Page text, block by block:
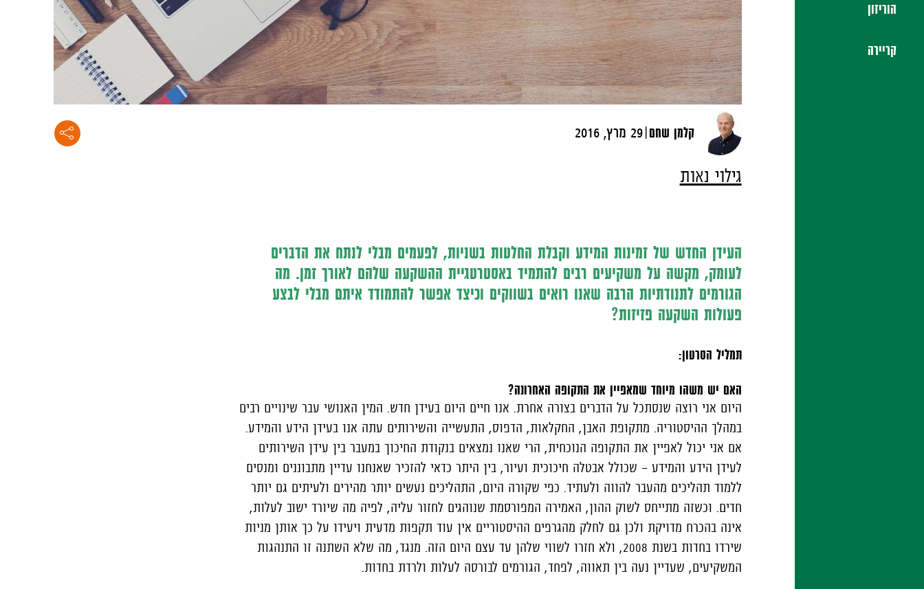
הוריזון
קריירה
קלמן שחם|29 מרץ, 2016
גילוי נאות
העידן החדש של זמינות המידע וקבלת החלטות בשניות, לפעמים מבלי לנתח את הדברים
לעומק, מקשה על משקיעים רבים להתמיד באסטרטגיית ההשקעה שלהם לאורך זמן. מה
הגורמים לתנודתיות הרבה שאנו רואים בשווקים וכיצד אפשר להתמודד איתם מבלי לבצע
פעולות השקעה פזיזות?
תמליל הסרטון:
האם יש משהו מיוחד שמאפיין את התקופה האחרונה?
היום אני רוצה שנסתכל על הדברים בצורה אחרת. אנו חיים היום בעידן חדש. המין האנושי עבר שינויים רבים
במהלך ההיסטוריה. מתקופת האבן, החקלאות, הדפוס, התעשייה והשירותים עתה אנו בעידן הידע והמידע.
אם אני יכול לאפיין את התקופה הנוכחית, הרי שאנו נמצאים בנקודת החיכוך במעבר בין עידן השירותים
לעידן הידע והמידע - שכולל אבטלה חיכוכית ועיור, בין היתר כדאי להזכיר שאנחנו עדיין מתבוננים ומנסים
ללמוד תהליכים מהעבר להווה ולעתיד. כפי שקורה היום, התהליכים נעשים יותר מהירים ולעיתים גם יותר
חדים. וכשזה מתייחס לשוק ההון, האמירה המפורסמת שנוהגים לחזור עליה, לפיה מה שיורד ישוב לעלות,
אינה בהכרח מדויקת ולכן גם לחלק מהגרפים ההיסטוריים אין עוד תקפות מדעית ויעידו על כך אותן מניות
שירדו בחדות בשנת 2008, ולא חזרו לשווי שלהן עד עצם היום הזה. מנגד, מה שלא השתנה זו התנהגות
המשקיעים, שעדיין נעה בין תאווה, לפחד, הגורמים לבורסה לעלות ולרדת בחדות.